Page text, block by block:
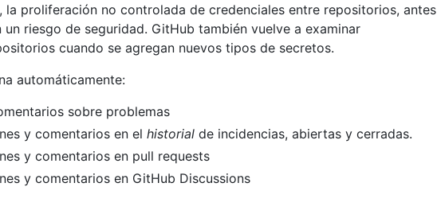
la proliferación no controlada de credenciales entre repositorios, antes
riesgo de seguridad. GitHub también vuelve a examinar
cuando se agregan nuevos tipos de secretos.
automáticamente:
sobre problemas
y comentarios en el historial de incidencias, abiertas y cerradas.
y comentarios en pull requests
y comentarios en GitHub Discussions